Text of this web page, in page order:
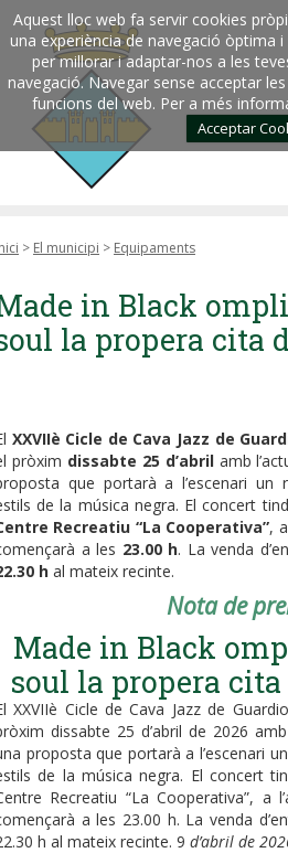
Aquest lloc web fa servir cookies
una experiència de navegació òptima
per millorar i adaptar-nos a les
navegació. Navegar sense acceptar
funcions del web. Per a més
Acceptar
> El municipi > Equipaments
in Black
la propera cita
XXVIIè Cicle de Cava Jazz de
pròxim dissabte 25 d’abrilamb
que portarà a l’escenari un
de la música negra. El concert
Recreatiu “La Cooperativa”,
a les 23.00 h. La venda
h al mateix recinte.
Nota de
Made in Black
soul la propera
XXVIIè Cicle de Cava Jazz de
dissabte 25 d’abril de 2026
proposta que portarà a l’escenari
de la música negra. El concert
Recreatiu “La Cooperativa”, a
a les 23.00 h. La venda
h al mateix recinte. 9 d’abril de